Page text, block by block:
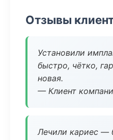
Отзывы
Установили
быстро, чётко,
новая.
— Клиент
Лечили кариес —